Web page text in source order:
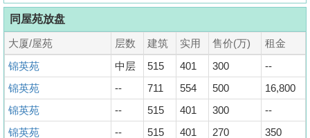
同屋苑放盘
大厦/屋苑 层数 建筑 实用 售价(万)
租金
锦英苑
中层 515 401 300
--
锦英苑
-- 711 554 500
16,800
锦英苑
-- 515 401 300
--
锦英苑
-- 515 401 270
350